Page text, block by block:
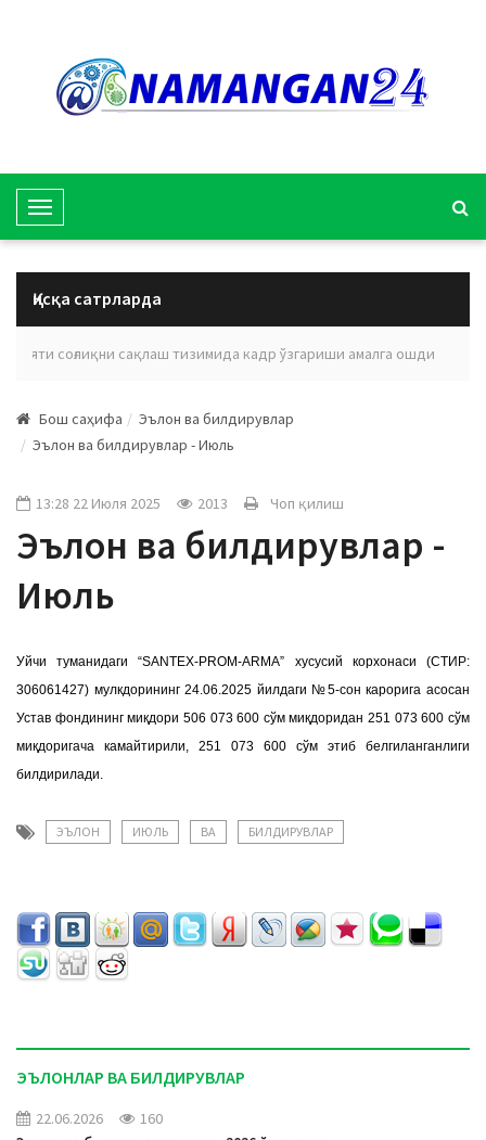
T
o
g
v
i
a
i
Қисқа сатрларда
соғлиқни сақлаш тизимида кадр ўзгариши амалга ошди
Бош саҳифа
Эълон ва билдирувлар
Эълон ва билдирувлар - Июль
13:28 22 Июля 2025 2013 Чоп қилиш
Эълон ва билдирувлар -
Июль
Уйчи туманидаги “SANTEX-PROM-ARMA” хусусий корхонаси (СТИР:
306061427) мулкдорининг 24.06.2025 йилдаги №5-сон карорига асосан
Устав фондининг миқдори 506 073 600 сўм миқдоридан 251 073 600 сўм
миқдоригача камайтирили, 251 073 600 сўм этиб белгиланганлиги
билдирилади.
ЭЪЛОН ИЮЛЬ ВА БИЛДИРУВЛАР
ЭЪЛОНЛАР ВА БИЛДИРУВЛАР
22.06.2026
160